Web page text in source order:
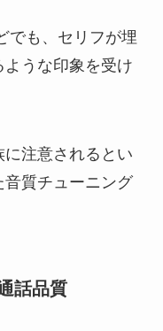
でも、セリフが埋
うな印象を受け
注意されるとい
音質チューニング
話品質